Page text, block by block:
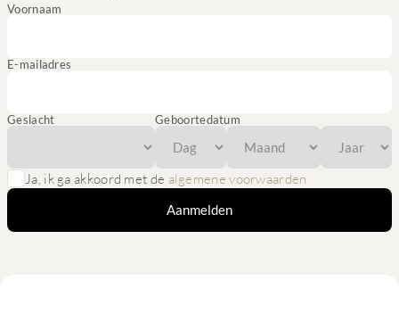
Voornaam
E-mailadres
Geslacht Geboortedatum
Ja, ik ga akkoord met de algemene voorwaarden
Aanmelden